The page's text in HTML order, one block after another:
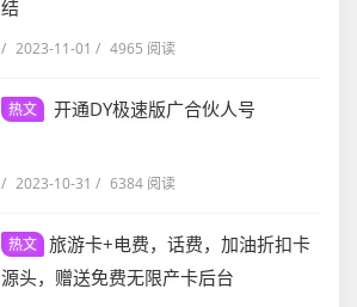
结
/ 2023-11-01 / 4965 阅读
热文 开通DY极速版广合伙人号
/ 2023-10-31 / 6384 阅读
热文 旅游卡+电费，话费，加油折扣卡
源头，赠送免费无限产卡后台